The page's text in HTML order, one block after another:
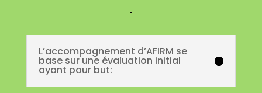
.
L’accompagnement d’AFIRM se
base sur une évaluation initial
ayant pour but: